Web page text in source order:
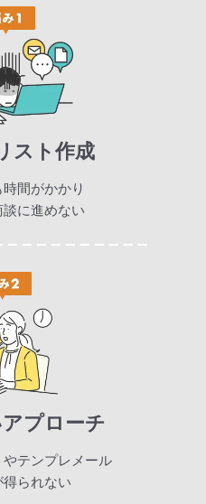
スト作成
間がかかり
に進めない
プローチ
テンプレメール
られない